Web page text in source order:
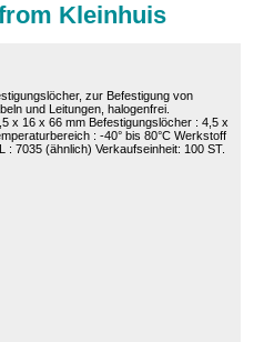
Kleinhuis
zur Befestigung von
und Leitungen, halogenfrei.
x 16 x 66 mm Befestigungslöcher : 4,5 x
: -40° bis 80°C Werkstoff
: 7035 (ähnlich) Verkaufseinheit: 100 ST.